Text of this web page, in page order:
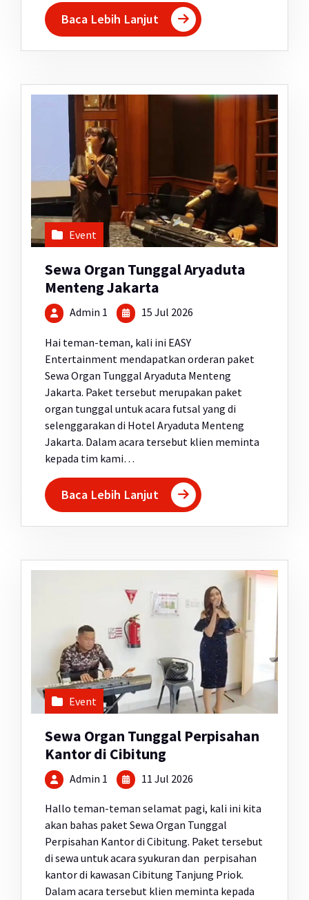
Baca Lebih Lanjut
Event
Sewa Organ Tunggal Aryaduta
Menteng Jakarta
Admin 1 15 Jul 2026
Hai teman-teman, kali ini EASY
Entertainment mendapatkan orderan paket
Sewa Organ Tunggal Aryaduta Menteng
Jakarta. Paket tersebut merupakan paket
organ tunggal untuk acara futsal yang di
selenggarakan di Hotel Aryaduta Menteng
Jakarta. Dalam acara tersebut klien meminta
kepada tim kami…
Baca Lebih Lanjut
Event
Sewa Organ Tunggal Perpisahan
Kantor di Cibitung
Admin 1 11 Jul 2026
Hallo teman-teman selamat pagi, kali ini kita
akan bahas paket Sewa Organ Tunggal
Perpisahan Kantor di Cibitung. Paket tersebut
di sewa untuk acara syukuran dan perpisahan
kantor di kawasan Cibitung Tanjung Priok.
Dalam acara tersebut klien meminta kepada